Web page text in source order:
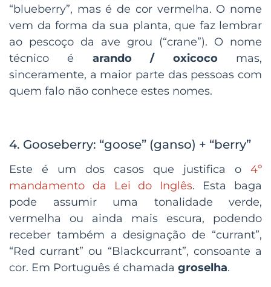
“blueberry”, mas é de cor vermelha. O nome
vem da forma da sua planta, que faz lembrar
ao pescoço da ave grou (“crane”). O nome
técnico é arando / oxicocomas,
sinceramente, a maior parte das pessoas com
quem falo não conhece estes nomes.
4. Gooseberry: “goose” (ganso) + “berry”
Este é um dos casos que justifica o 4º
mandamento da Lei do Inglês. Esta baga
pode assumir uma tonalidade verde,
vermelha ou ainda mais escura, podendo
receber também a designação de “currant”,
“Red currant” ou “Blackcurrant”, consoante a
cor. Em Português é chamada groselha.